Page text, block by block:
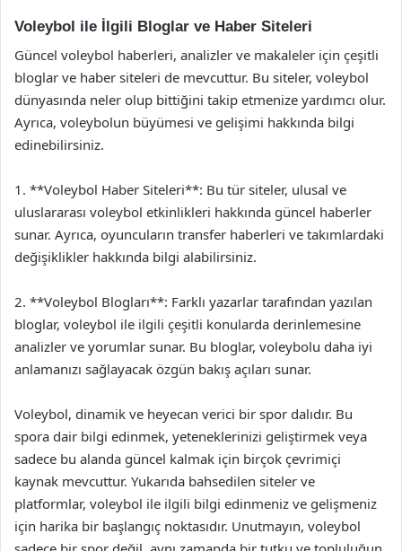
Voleybol ile İlgili Bloglar ve Haber Siteleri
Güncel voleybol haberleri, analizler ve makaleler için çeşitli
bloglar ve haber siteleri de mevcuttur. Bu siteler, voleybol
dünyasında neler olup bittiğini takip etmenize yardımcı olur.
Ayrıca, voleybolun büyümesi ve gelişimi hakkında bilgi
edinebilirsiniz.
1. **Voleybol Haber Siteleri**: Bu tür siteler, ulusal ve
uluslararası voleybol etkinlikleri hakkında güncel haberler
sunar. Ayrıca, oyuncuların transfer haberleri ve takımlardaki
değişiklikler hakkında bilgi alabilirsiniz.
2. **Voleybol Blogları**: Farklı yazarlar tarafından yazılan
bloglar, voleybol ile ilgili çeşitli konularda derinlemesine
analizler ve yorumlar sunar. Bu bloglar, voleybolu daha iyi
anlamanızı sağlayacak özgün bakış açıları sunar.
Voleybol, dinamik ve heyecan verici bir spor dalıdır. Bu
spora dair bilgi edinmek, yeteneklerinizi geliştirmek veya
sadece bu alanda güncel kalmak için birçok çevrimiçi
kaynak mevcuttur. Yukarıda bahsedilen siteler ve
platformlar, voleybol ile ilgili bilgi edinmeniz ve gelişmeniz
için harika bir başlangıç noktasıdır. Unutmayın, voleybol